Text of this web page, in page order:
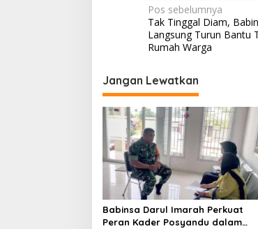
N
a
v
i
g
a
s
i
p
o
s
Pos sebelumnya
Tak Tinggal Diam,
Langsung Turun Bantu
Rumah Warga
Jangan Lewatkan
Babinsa Darul Imarah Perkuat
Peran Kader Posyandu dalam